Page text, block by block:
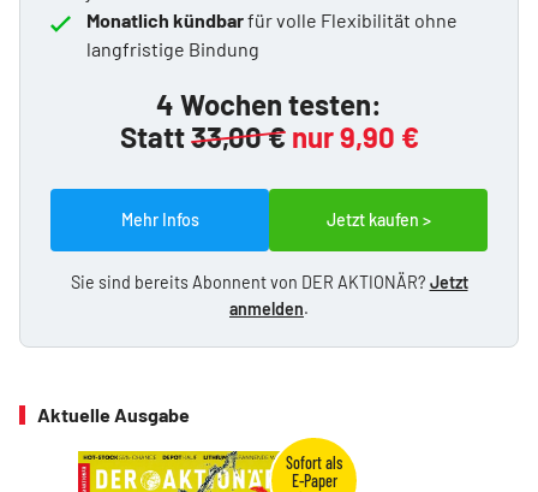
Monatlich kündbarfür volle Flexibilität ohne
langfristige Bindung
4 Wochen testen:
Statt33,00 € nur 9,90 €
Mehr Infos Jetzt kaufen >
Sie sind bereits Abonnent von DER AKTIONÄR? Jetzt
anmelden.
Aktuelle Ausgabe